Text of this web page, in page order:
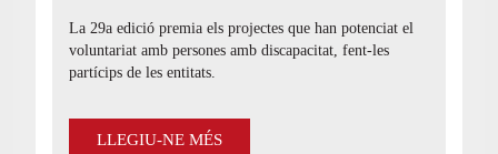
La 29a edició premia els projectes que han potenciat el
voluntariat amb persones amb discapacitat, fent-les
partícips de les entitats.
LLEGIU-NE MÉS